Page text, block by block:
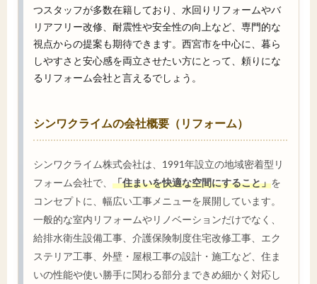
つスタッフが多数在籍しており、水回りリフォームやバ
リアフリー改修、耐震性や安全性の向上など、専門的な
視点からの提案も期待できます。西宮市を中心に、暮ら
しやすさと安心感を両立させたい方にとって、頼りにな
るリフォーム会社と言えるでしょう。
シンワクライムの会社概要（リフォーム）
シンワクライム株式会社は、1991年設立の地域密着型リ
フォーム会社で、 「住まいを快適な空間にすること」を
コンセプトに、幅広い工事メニューを展開しています。
一般的な室内リフォームやリノベーションだけでなく、
給排水衛生設備工事、介護保険制度住宅改修工事、エク
ステリア工事、外壁・屋根工事の設計・施工など、住ま
いの性能や使い勝手に関わる部分まできめ細かく対応し